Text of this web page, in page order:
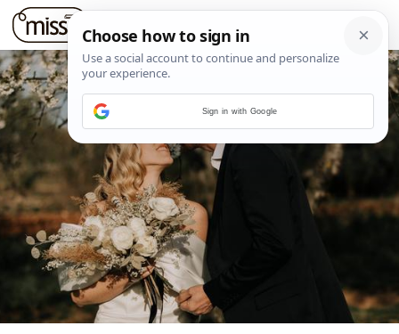
Sign in with Google